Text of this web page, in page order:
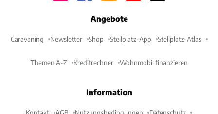
Angebote
Caravaning Newsletter Shop Stellplatz-App Stellplatz-Atlas
Themen A-Z Kreditrechner Wohnmobil finanzieren
Information
Kontakt AGB Nutzungsbedingungen Datenschutz